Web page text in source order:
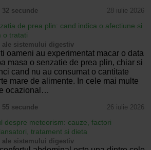
secunde 28 iulie 2026
de prea plin: cand indica o afectiune si
o tratati
ale sistemului digestiv
oameni au experimentat macar o data
masa o senzatie de prea plin, chiar si
cand nu au consumat o cantitate
mare de alimente. In cele mai multe
ocazional…
secunde 26 iulie 2026
despre meteorism: cauze, factori
tratament si dieta
ale sistemului digestiv